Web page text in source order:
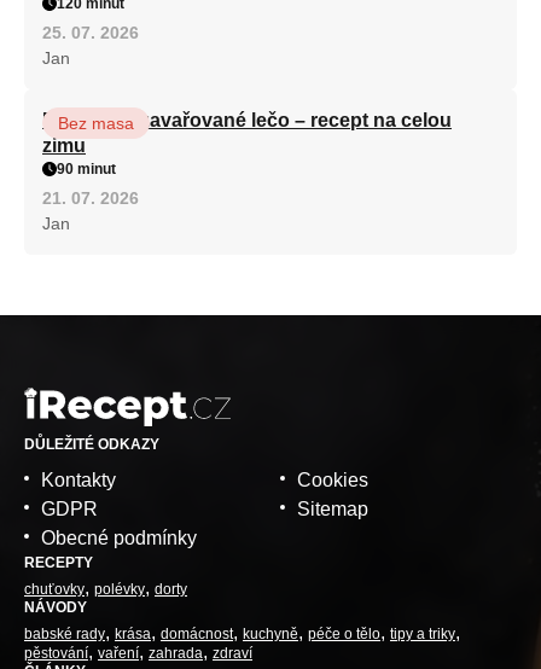
120 minut
25. 07. 2026
Jan
Babiččino zavařované lečo – recept na celou
zimu
Bez masa
90 minut
21. 07. 2026
Jan
DŮLEŽITÉ ODKAZY
Kontakty
GDPR
Obecné podmínky
Cookies
Sitemap
RECEPTY
chuťovky polévky dorty
NÁVODY
babské rady
krása domácnost kuchyně péče o tělo tipy a triky
pěstování vaření zahrada zdraví